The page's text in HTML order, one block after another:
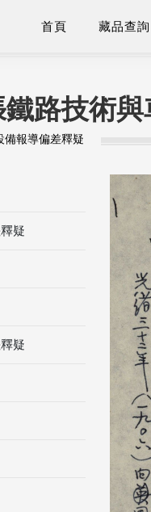
首頁 藏品查詢
路技術
備報導偏差釋疑
疑
疑